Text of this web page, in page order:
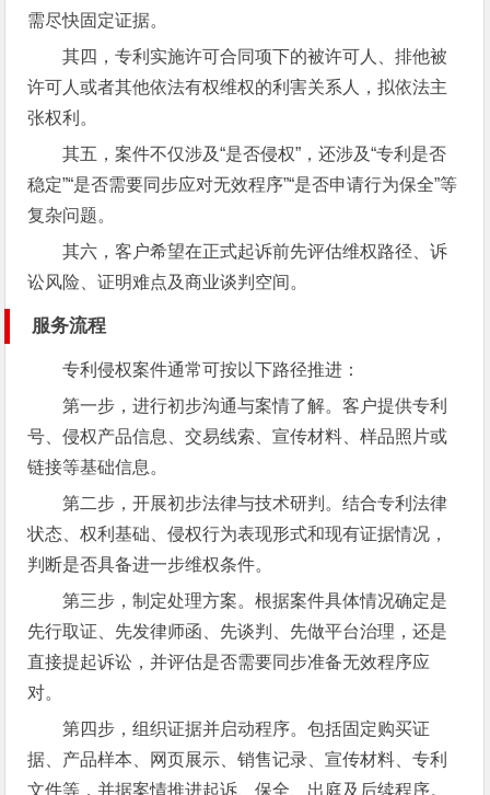
需尽快固定证据。
其四，专利实施许可合同项下的被许可人、排他被
许可人或者其他依法有权维权的利害关系人，拟依法主
张权利。
其五，案件不仅涉及“是否侵权”，还涉及“专利是否
稳定”“是否需要同步应对无效程序”“是否申请行为保全”等
复杂问题。
其六，客户希望在正式起诉前先评估维权路径、诉
讼风险、证明难点及商业谈判空间。
服务流程
专利侵权案件通常可按以下路径推进：
第一步，进行初步沟通与案情了解。客户提供专利
号、侵权产品信息、交易线索、宣传材料、样品照片或
链接等基础信息。
第二步，开展初步法律与技术研判。结合专利法律
状态、权利基础、侵权行为表现形式和现有证据情况，
判断是否具备进一步维权条件。
第三步，制定处理方案。根据案件具体情况确定是
先行取证、先发律师函、先谈判、先做平台治理，还是
直接提起诉讼，并评估是否需要同步准备无效程序应
对。
第四步，组织证据并启动程序。包括固定购买证
据、产品样本、网页展示、销售记录、宣传材料、专利
文件等，并据案情推进起诉、保全、出庭及后续程序。